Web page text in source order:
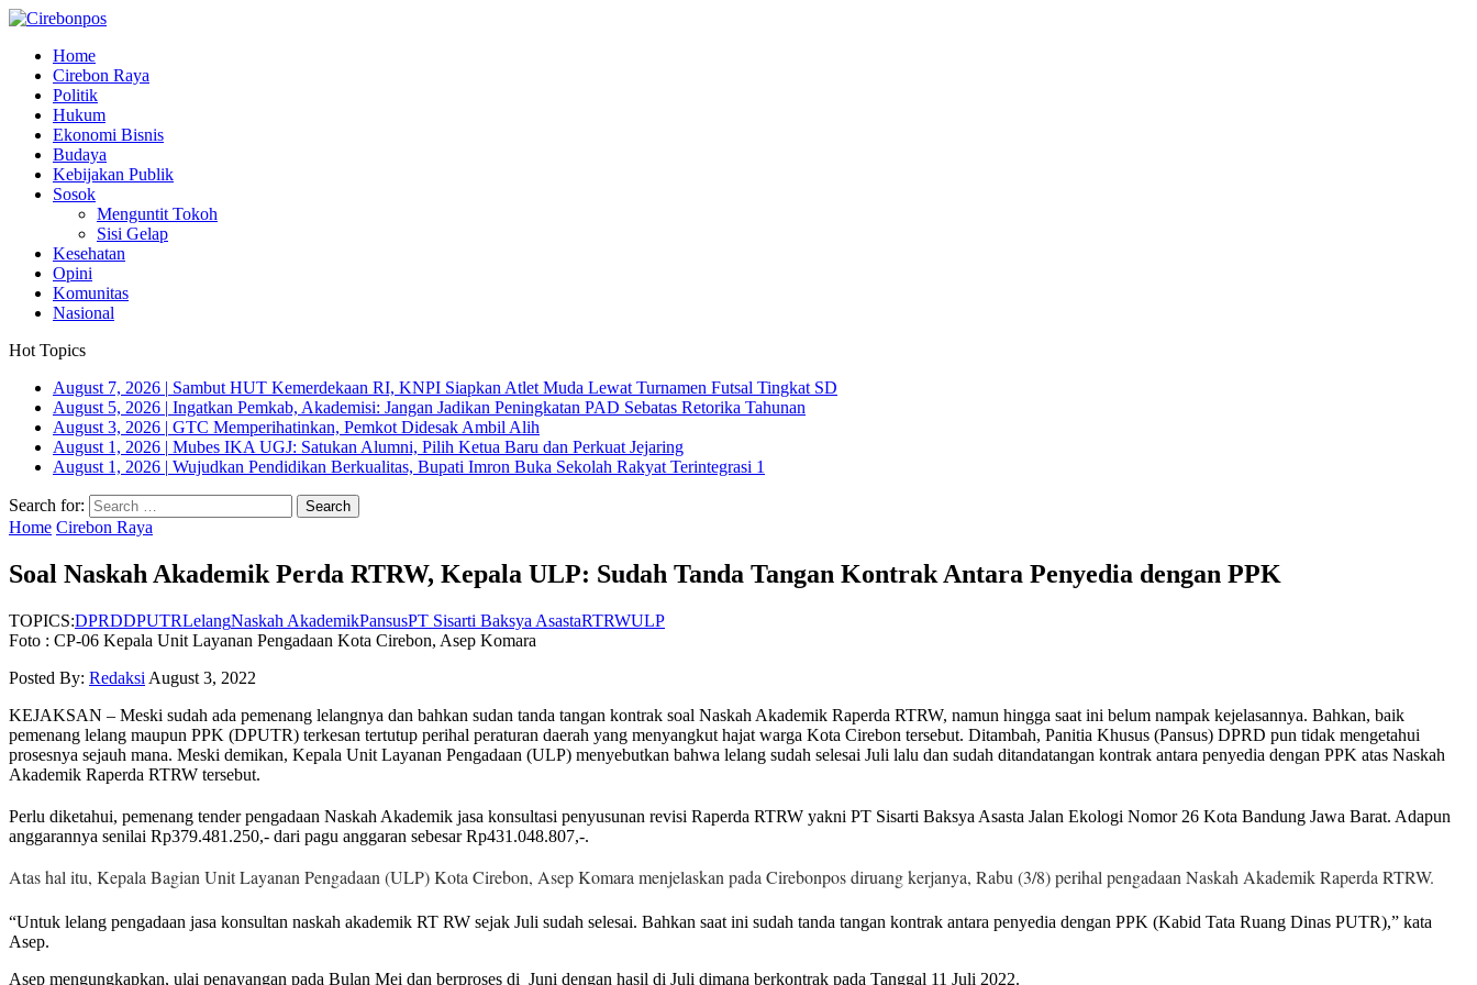
Home
Cirebon Raya
Politik
Hukum
Ekonomi Bisnis
Budaya
Kebijakan Publik
Sosok
Menguntit Tokoh
Sisi Gelap
Kesehatan
Opini
Komunitas
Nasional
Hot Topics
August 7, 2026 | Sambut HUT Kemerdekaan RI, KNPI Siapkan Atlet Muda Lewat Turnamen Futsal Tingkat SD
August 5, 2026 | Ingatkan Pemkab, Akademisi: Jangan Jadikan Peningkatan PAD Sebatas Retorika Tahunan
August 3, 2026 | GTC Memperihatinkan, Pemkot Didesak Ambil Alih
August 1, 2026 | Mubes IKA UGJ: Satukan Alumni, Pilih Ketua Baru dan Perkuat Jejaring
August 1, 2026 | Wujudkan Pendidikan Berkualitas, Bupati Imron Buka Sekolah Rakyat Terintegrasi 1
Search for:
Home Cirebon Raya
Soal Naskah Akademik Perda RTRW, Kepala ULP: Sudah Tanda Tangan Kontrak Antara Penyedia dengan PPK
TOPICS:DPRDDPUTRLelangNaskah AkademikPansusPT Sisarti Baksya AsastaRTRWULP
Foto : CP-06 Kepala Unit Layanan Pengadaan Kota Cirebon, Asep Komara
Posted By: Redaksi August 3, 2022
KEJAKSAN – Meski sudah ada pemenang lelangnya dan bahkan sudan tanda tangan kontrak soal Naskah Akademik Raperda RTRW, namun hingga saat ini belum nampak kejelasannya. Bahkan, baik
pemenang lelang maupun PPK (DPUTR) terkesan tertutup perihal peraturan daerah yang menyangkut hajat warga Kota Cirebon tersebut. Ditambah, Panitia Khusus (Pansus) DPRD pun tidak mengetahui
prosesnya sejauh mana. Meski demikan, Kepala Unit Layanan Pengadaan (ULP) menyebutkan bahwa lelang sudah selesai Juli lalu dan sudah ditandatangan kontrak antara penyedia dengan PPK atas Naskah
Akademik Raperda RTRW tersebut.
Perlu diketahui, pemenang tender pengadaan Naskah Akademik jasa konsultasi penyusunan revisi Raperda RTRW yakni PT Sisarti Baksya Asasta Jalan Ekologi Nomor 26 Kota Bandung Jawa Barat. Adapun
anggarannya senilai Rp379.481.250,- dari pagu anggaran sebesar Rp431.048.807,-.
Atas hal itu, Kepala Bagian Unit Layanan Pengadaan (ULP) Kota Cirebon, Asep Komara menjelaskan pada Cirebonpos diruang kerjanya, Rabu (3/8) perihal pengadaan Naskah Akademik Raperda RTRW.
“Untuk lelang pengadaan jasa konsultan naskah akademik RT RW sejak Juli sudah selesai. Bahkan saat ini sudah tanda tangan kontrak antara penyedia dengan PPK (Kabid Tata Ruang Dinas PUTR),” kata
Asep.
Asep mengungkapkan, ulai penayangan pada Bulan Mei dan berproses di Juni dengan hasil di Juli dimana berkontrak pada Tanggal 11 Juli 2022.